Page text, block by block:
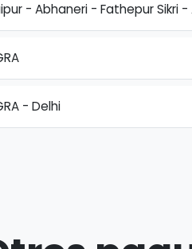
- Abhaneri - Fathepur Sikri -
- Delhi